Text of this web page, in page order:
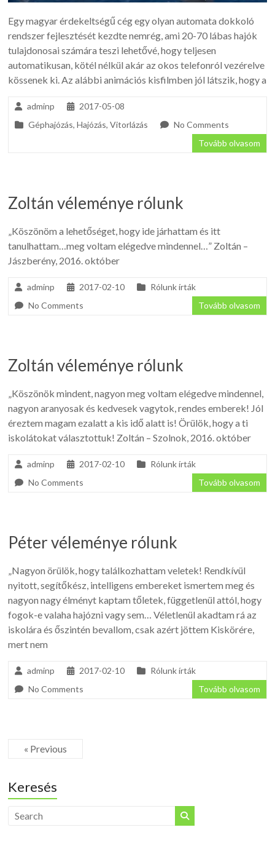
Egy magyar érdekeltségű cég egy olyan automata dokkoló
rendszer fejlesztését kezdte nemrég, ami 20-70 lábas hajók
tulajdonosai számára teszi lehetővé, hogy teljesen
automatikusan, kötél nélkül akár az okos telefonról vezérelve
kössenek ki. Az alábbi animációs kisfilmben jól látszik, hogy a
adminp
2017-05-08
Géphajózás,Hajózás,Vitorlázás
No Comments
Tovább olvasom
Zoltán véleménye rólunk
„Köszönöm a lehetőséget, hogy ide járhattam és itt
tanulhattam…meg voltam elégedve mindennel…” Zoltán –
Jászberény, 2016. október
adminp 2017-02-10
Rólunk írták
No Comments
Tovább olvasom
Zoltán véleménye rólunk
„Köszönök mindent, nagyon meg voltam elégedve mindennel,
nagyon aranyosak és kedvesek vagytok, rendes emberek! Jól
éreztem magam ezalatt a kis idő alatt is! Örülök, hogy a ti
iskolátokat választottuk! Zoltán – Szolnok, 2016. október
adminp 2017-02-10
Rólunk írták
No Comments
Tovább olvasom
Péter véleménye rólunk
„Nagyon örülök, hogy találkozhattam veletek! Rendkívül
nyitott, segítőkész, intelligens embereket ismertem meg és
nagyon nagy élményt kaptam tőletek, függetlenül attól, hogy
fogok-e valaha hajózni vagy sem… Véletlenül akadtam rá az
iskolára és őszintén bevallom, csak azért jöttem Kiskörére,
mert nem
adminp 2017-02-10
Rólunk írták
No Comments
Tovább olvasom
« Previous
Keresés